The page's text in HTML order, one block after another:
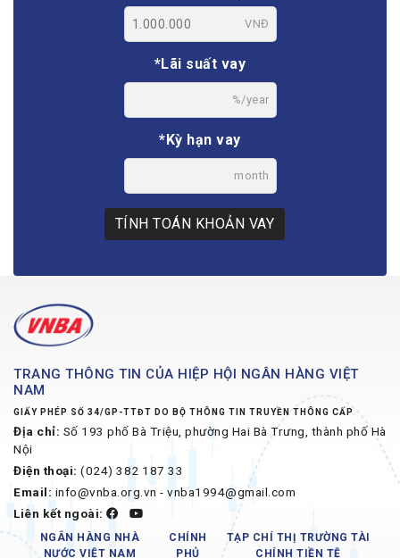
VNĐ
*Lãi suất vay
%/year
*Kỳ hạn vay
month
TÍNH TOÁN KHOẢN VAY
TRANG THÔNG TIN CỦA HIỆP HỘI NGÂN HÀNG VIỆT
NAM
GIẤY PHÉP SỐ 34/GP-TTĐT DO BỘ THÔNG TIN TRUYỀN THÔNG CẤP
Địa chỉ: Số 193 phố Bà Triệu, phường Hai Bà Trưng, thành phố Hà
Nội
Điện thoại: (024) 382 187 33
Email: info@vnba.org.vn - vnba1994@gmail.com
Liên kết ngoài:
NGÂN HÀNG NHÀ
NƯỚC VIỆT NAM
CHÍNH
PHỦ
TẠP CHÍ THỊ TRƯỜNG TÀI
CHÍNH TIỀN TỆ